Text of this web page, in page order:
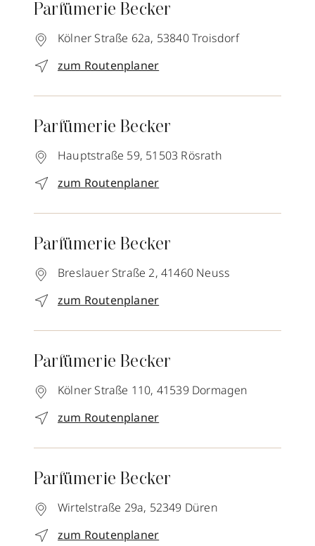
Parfümerie Becker
Kölner Straße 62a, 53840Troisdorf
zum Routenplaner
Parfümerie Becker
Hauptstraße 59, 51503 Rösrath
zum Routenplaner
Parfümerie Becker
Breslauer Straße 2, 41460 Neuss
zum Routenplaner
Parfümerie Becker
Kölner Straße 110, 41539 Dormagen
zum Routenplaner
Parfümerie Becker
Wirtelstraße 29a, 52349 Düren
zum Routenplaner